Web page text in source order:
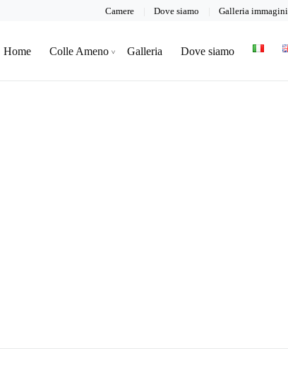
Camere Dove siamo Galleria immagini
Home Colle Ameno Galleria Dove siamo